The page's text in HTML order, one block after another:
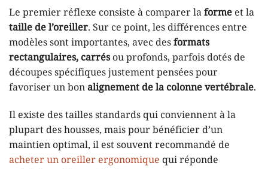
Le premier réflexe consiste à comparer laformeet la
taille de l’oreiller. Sur ce point, les différences entre
modèles sont importantes, avec desformats
rectangulaires, carrésou profonds, parfois dotés de
découpes spécifiques justement pensées pour
favoriser un bonalignement de la colonne vertébrale.
Il existe des tailles standards qui conviennent à la
plupart des housses, mais pour bénéficier d’un
maintien optimal, il est souvent recommandé de
acheter un oreiller ergonomique qui réponde